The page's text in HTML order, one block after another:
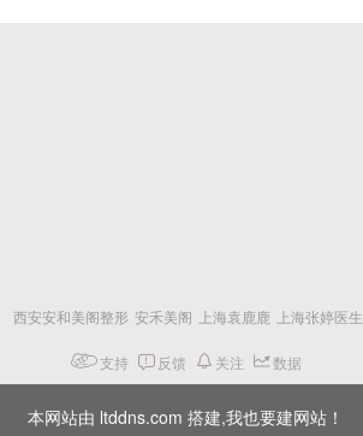
西安安和美阁整形 安禾美阁 上海袁鹿鹿 上海张婷医生
支持 反馈 关注 数据
本网站由 ltddns.com 搭建,我也要建网站！